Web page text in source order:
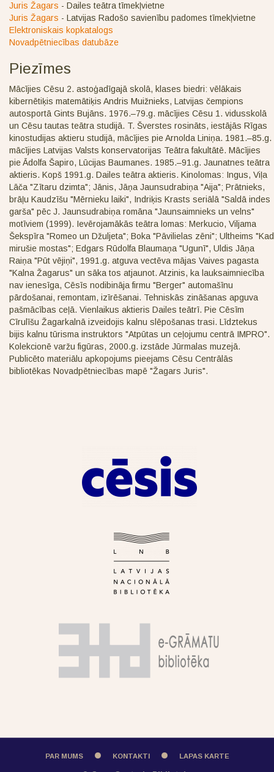
Juris Žagars - Dailes teātra tīmekļvietne
Juris Žagars - Latvijas Radošo savienību padomes tīmekļvietne
Elektroniskais kopkatalogs
Novadpētniecības datubāze
Piezīmes
Mācījies Cēsu 2. astoģadīgajā skolā, klases biedri: vēlākais
kibernētiķis matemātiķis Andris Muižnieks, Latvijas čempions
autosportā Gints Bujāns. 1976.–79.g. mācījies Cēsu 1. vidusskolā
un Cēsu tautas teātra studijā. T. Šverstes rosināts, iestājās Rīgas
kinostudijas aktieru studijā, mācījies pie Arnolda Liniņa. 1981.–85.g.
mācījies Latvijas Valsts konservatorijas Teātra fakultātē. Mācījies
pie Ādolfa Šapiro, Lūcijas Baumanes. 1985.–91.g. Jaunatnes teātra
aktieris. Kopš 1991.g. Dailes teātra aktieris. Kinolomas: Ingus, Viļa
Lāča "Zītaru dzimta"; Jānis, Jāņa Jaunsudrabiņa "Aija"; Prātnieks,
brāļu Kaudzīšu "Mērnieku laiki", Indriķis Krasts seriālā "Saldā indes
garša" pēc J. Jaunsudrabiņa romāna "Jaunsaimnieks un velns"
motīviem (1999). Ievērojamākās teātra lomas: Merkucio, Viljama
Šekspīra "Romeo un Džuljeta"; Boka "Pāvilielas zēni"; Ultheims "Kad
mirušie mostas"; Edgars Rūdolfa Blaumaņa "Ugunī", Uldis Jāņa
Raiņa "Pūt vējiņi", 1991.g. atguva vectēva mājas Vaives pagasta
"Kalna Žagarus" un sāka tos atjaunot. Atzinis, ka lauksaimniecība
nav ienesīga, Cēsīs nodibināja firmu "Berger" automašīnu
pārdošanai, remontam, izīrēšanai. Tehniskās zināšanas apguva
pašmācības ceļā. Vienlaikus aktieris Dailes teātrī. Pie Cēsīm
Cīrulīšu Žagarkalnā izveidojis kalnu slēpošanas trasi. Līdztekus
bijis kalnu tūrisma instruktors "Atpūtas un ceļojumu centrā IMPRO".
Kolekcionē varžu figūras, 2000.g. izstāde Jūrmalas muzejā.
Publicēto materiālu apkopojums pieejams Cēsu Centrālās
bibliotēkas Novadpētniecības mapē "Žagars Juris".
PAR MUMS KONTAKTI LAPAS KARTE